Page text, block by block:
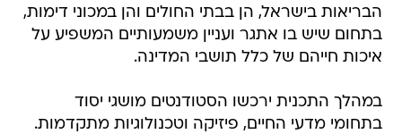
הבריאות בישראל, הן בבתי החולים והן במכוני דימות,
בתחום שיש בו אתגר ועניין משמעותיים המשפיע על
איכות חייהם של כלל תושבי המדינה.
במהלך התכנית ירכשו הסטודנטים מושגי יסוד
בתחומי מדעי החיים, פיזיקה וטכנולוגיות מתקדמות.